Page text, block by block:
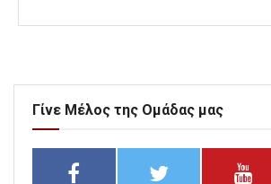
Γίνε Μέλος της Ομάδας μας